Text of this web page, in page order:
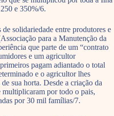
e 350%/6.
solidariedade entre produtores e
para a Manutenção da
que parte de um “contrato
e um agricultor
pagam adiantado o total
e o agricultor lhes
sua horta. Desde a criação da
por todo o pais,
por 30 mil famílias/7.